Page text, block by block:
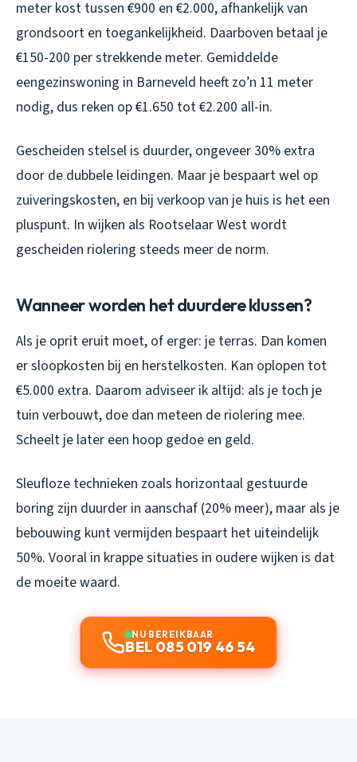
meter kost tussen €900 en €2.000, afhankelijk van
grondsoort en toegankelijkheid. Daarboven betaal je
€150-200 per strekkende meter. Gemiddelde
eengezinswoning in Barneveld heeft zo’n 11 meter
nodig, dus reken op €1.650 tot €2.200 all-in.
Gescheiden stelsel is duurder, ongeveer 30% extra
door de dubbele leidingen. Maar je bespaart wel op
zuiveringskosten, en bij verkoop van je huis is het een
pluspunt. In wijken als Rootselaar West wordt
gescheiden riolering steeds meer de norm.
Wanneer worden het duurdere klussen?
Als je oprit eruit moet, of erger: je terras. Dan komen
er sloopkosten bij en herstelkosten. Kan oplopen tot
€5.000 extra. Daarom adviseer ik altijd: als je toch je
tuin verbouwt, doe dan meteen de riolering mee.
Scheelt je later een hoop gedoe en geld.
Sleufloze technieken zoals horizontaal gestuurde
boring zijn duurder in aanschaf (20% meer), maar als je
bebouwing kunt vermijden bespaart het uiteindelijk
50%. Vooral in krappe situaties in oudere wijken is dat
de moeite waard.
NU BEREIKBAAR
BEL 085 019 46 54